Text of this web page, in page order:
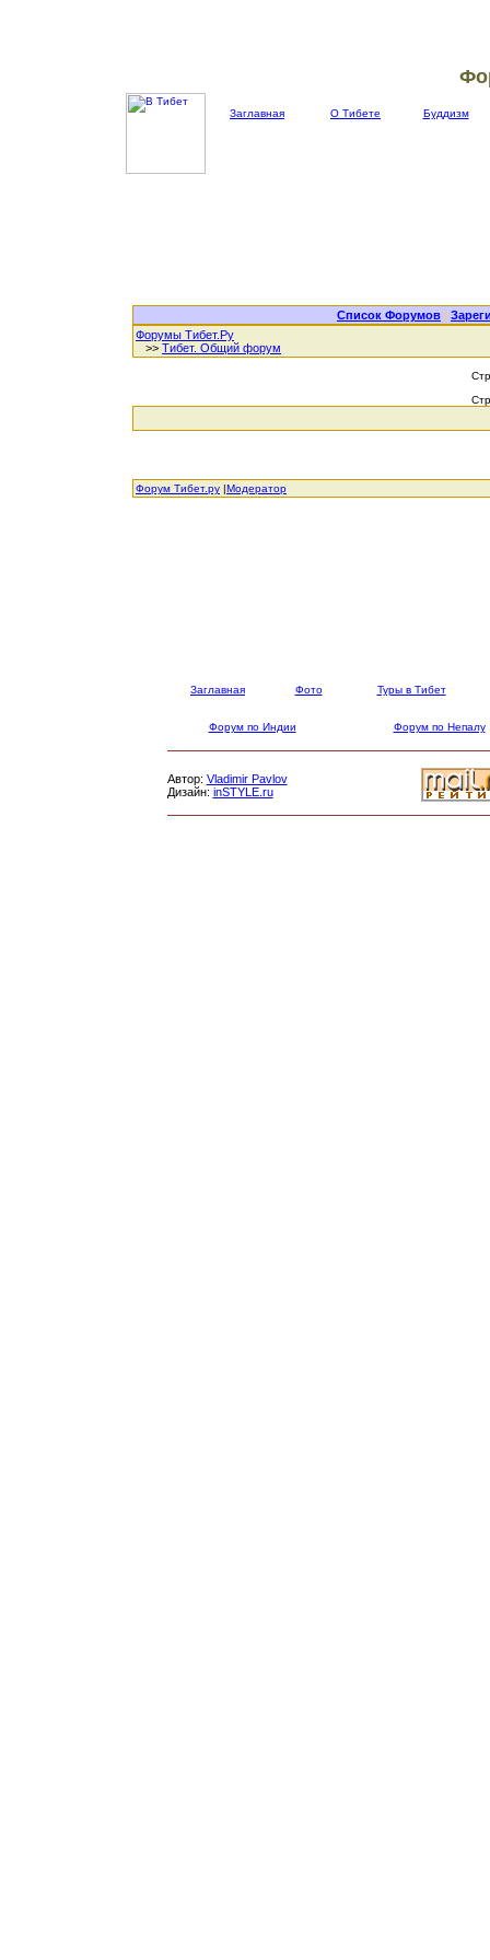
Заглавная О Тибете Буддизм
Список Форумов |
Форумы Тибет.Ру
>> Тибет. Общий форум
Форум Тибет.ру |Модератор
Заглавная Фото Туры в Тибет
Форум по Индии Форум по Непалу
Автор: Vladimir Pavlov
Дизайн: inSTYLE.ru